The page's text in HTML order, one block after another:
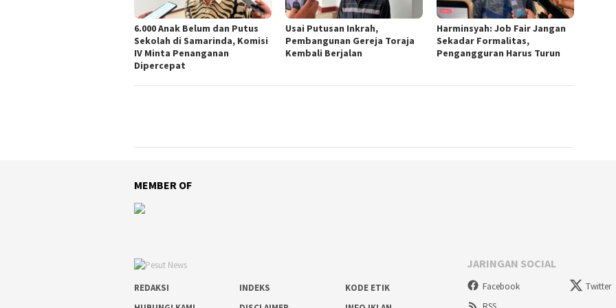
6.000 Anak Belum dan Putus
Sekolah di Samarinda, Komisi
IV Minta Penanganan
Dipercepat
Usai Putusan Inkrah,
Pembangunan Gereja Toraja
Kembali Berjalan
Harminsyah: Job Fair Jangan
Sekadar Formalitas,
Pengangguran Harus Turun
MEMBER OF
REDAKSI INDEKS
KODE ETIK
JARINGAN SOCIAL
Facebook Twitter